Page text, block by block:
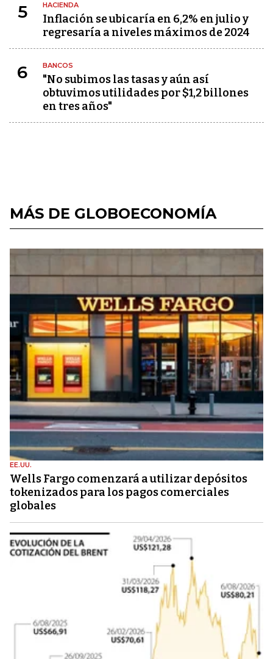
5 HACIENDA
Inflación se ubicaría en 6,2% en julio y
regresaría a niveles máximos de 2024
6 BANCOS
"No subimos las tasas y aún así
obtuvimos utilidades por $1,2 billones
en tres años"
MÁS DE GLOBOECONOMÍA
EE.UU.
Wells Fargo comenzará a utilizar depósitos
tokenizados para los pagos comerciales
globales